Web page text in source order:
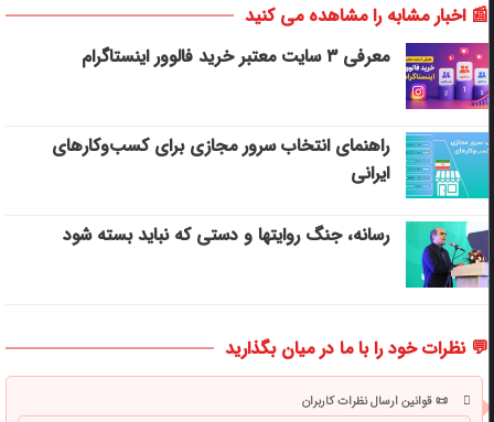
📰 اخبار مشابه را مشاهده می کنید
معرفی ۳ سایت معتبر خرید فالوور اینستاگرام
راهنمای انتخاب سرور مجازی برای کسب‌وکارهای
ایرانی
رسانه، جنگ روایتها و دستی که نباید بسته شود
💬 نظرات خود را با ما در میان بگذارید
📜 قوانین ارسال نظرات کاربران